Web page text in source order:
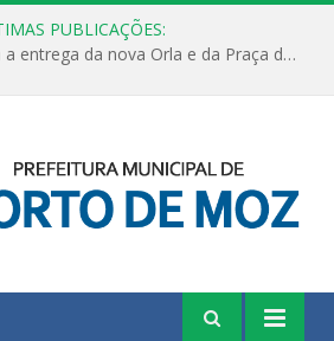
PUBLICAÇÕES:
Últimos detalhes para a entrega da nova Orla e da Praça do Praião